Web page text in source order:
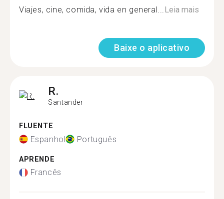
Viajes, cine, comida, vida en general...Leia mais
Baixe o aplicativo
R.
Santander
FLUENTE
Espanhol Português
APRENDE
Francês